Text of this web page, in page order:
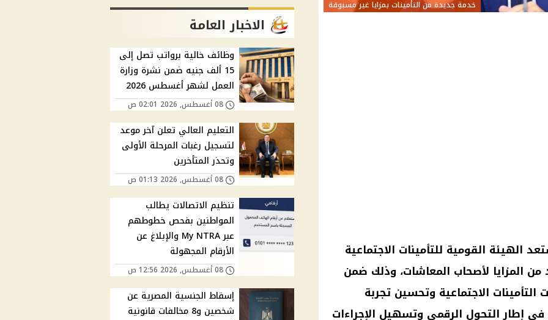
خدمة جديدة من التأمينات بمزايا غير مسبوقة
الهيئة القومية للتأمينات الاجتماعية
المزايا لأصحاب المعاشات، وذلك ضمن
الاجتماعية وتحسين تجربة
إطار التحول الرقمي وتسهيل الإجراءات
الاخبار العامة
وظائف خالية برواتب تصل إلى
15 ألف جنيه ضمن نشرة وزارة
العمل لشهر أغسطس 2026
08 أغسطس, 2026 02:01 ص
التعليم العالي تعلن آخر موعد
لتسجيل رغبات المرحلة الأولى
وتحذر المتأخرين
08 أغسطس, 2026 01:13 ص
تنظيم الاتصالات يطالب
المواطنين بفحص خطوطهم
عبر My NTRA والإبلاغ عن
الأرقام المجهولة
08 أغسطس, 2026 12:56 ص
إسقاط الجنسية المصرية عن
شخصين و8 مخالفات قانونية